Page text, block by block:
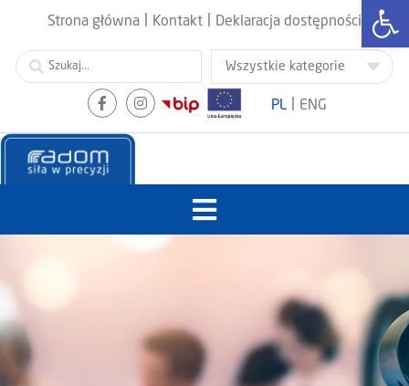
Strona główna Kontakt Deklaracja dostępności
PL ENG